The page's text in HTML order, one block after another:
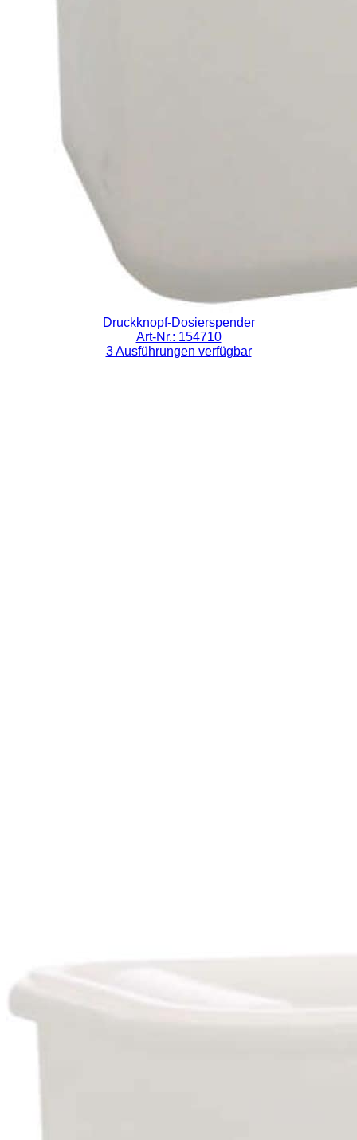
Druckknopf-Dosierspender
Art-Nr.: 154710
3 Ausführungen verfügbar